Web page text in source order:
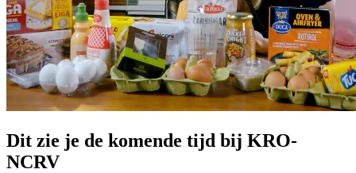
Dit zie je de komende tijd bij KRO-
NCRV